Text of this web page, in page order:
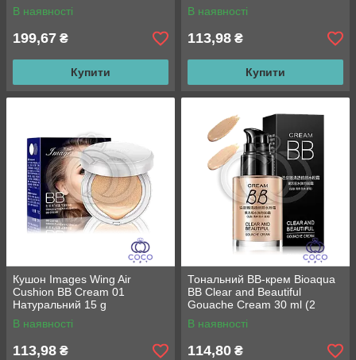
В наявності
199,67 ₴
Купити
В наявності
113,98 ₴
Купити
Кушон Images Wing Air
Cushion BB Cream 01
Натуральний 15 g
В наявності
113,98 ₴
Тональний BB-крем Bioaqua
BB Clear and Beautiful
Gouache Cream 30 ml (2
відтінки)
В наявності
114,80 ₴